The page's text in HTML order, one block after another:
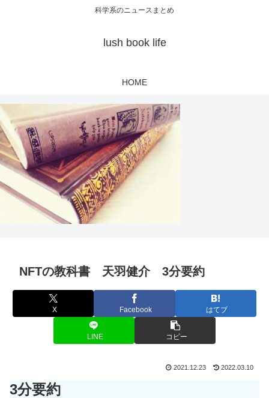
科学系のニュースまとめ
lush book life
HOME
NFTの教科書 天羽健介 3分要約
X Facebook はてブ
LINE コピー
2021.12.23 2022.03.10
3分要約